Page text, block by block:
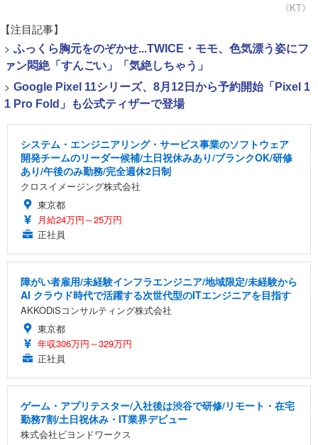
《KT》
【注目記事】
> ふっくら胸元をのぞかせ...TWICE・モモ、色気漂う姿にフ
ァン悶絶「すんごい」「気絶しちゃう」
> Google Pixel 11シリーズ、8月12日から予約開始「Pixel 1
1 Pro Fold」も公式ティザーで登場
システム・エンジニアリング・サービス事業のソフトウェア
開発チームのリーダー候補/土日祝休みあり/ブランクOK/研修
あり/午後のみ勤務/完全週休2日制
クロスイメージング株式会社
東京都
月給24万円～25万円
正社員
障がい者雇用/未経験インフラエンジニア/地域限定/未経験から
AI クラウド時代で活躍する次世代型のITエンジニアを目指す
AKKODiSコンサルティング株式会社
東京都
年収306万円～329万円
正社員
ゲーム・アプリテスター/入社後は渋谷で研修/リモート・在宅
勤務7割/土日祝休み・IT業界デビュー
株式会社ビヨンドワークス